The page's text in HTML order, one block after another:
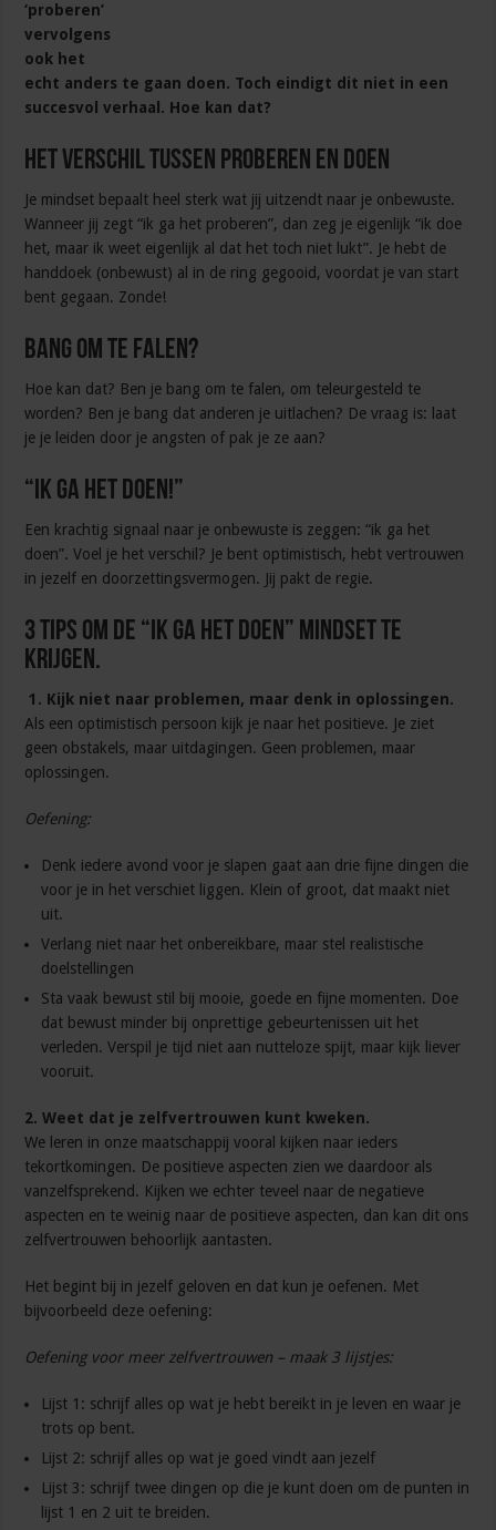
‘proberen’
vervolgens
ook het
echt anders te gaan doen. Toch eindigt dit niet in een
succesvol verhaal. Hoe kan dat?
Het verschil tussen proberen en doen
Je mindset bepaalt heel sterk wat jij uitzendt naar je onbewuste.
Wanneer jij zegt “ik ga het proberen”, dan zeg je eigenlijk “ik doe
het, maar ik weet eigenlijk al dat het toch niet lukt”. Je hebt de
handdoek (onbewust) al in de ring gegooid, voordat je van start
bent gegaan. Zonde!
Bang om te falen?
Hoe kan dat? Ben je bang om te falen, om teleurgesteld te
worden? Ben je bang dat anderen je uitlachen? De vraag is: laat
je je leiden door je angsten of pak je ze aan?
“Ik ga het doen!”
Een krachtig signaal naar je onbewuste is zeggen: “ik ga het
doen”. Voel je het verschil? Je bent optimistisch, hebt vertrouwen
in jezelf en doorzettingsvermogen. Jij pakt de regie.
3 tips om de “ik ga het doen” mindset te
krijgen.
1. Kijk niet naar problemen, maar denk in oplossingen.
Als een optimistisch persoon kijk je naar het positieve. Je ziet
geen obstakels, maar uitdagingen. Geen problemen, maar
oplossingen.
Oefening:
Denk iedere avond voor je slapen gaat aan drie fijne dingen die
voor je in het verschiet liggen. Klein of groot, dat maakt niet
uit.
Verlang niet naar het onbereikbare, maar stel realistische
doelstellingen
Sta vaak bewust stil bij mooie, goede en fijne momenten. Doe
dat bewust minder bij onprettige gebeurtenissen uit het
verleden. Verspil je tijd niet aan nutteloze spijt, maar kijk liever
vooruit.
2. Weet dat je zelfvertrouwen kunt kweken.
We leren in onze maatschappij vooral kijken naar ieders
tekortkomingen. De positieve aspecten zien we daardoor als
vanzelfsprekend. Kijken we echter teveel naar de negatieve
aspecten en te weinig naar de positieve aspecten, dan kan dit ons
zelfvertrouwen behoorlijk aantasten.
Het begint bij in jezelf geloven en dat kun je oefenen. Met
bijvoorbeeld deze oefening:
Oefening voor meer zelfvertrouwen – maak 3 lijstjes:
Lijst 1: schrijf alles op wat je hebt bereikt in je leven en waar je
trots op bent.
Lijst 2: schrijf alles op wat je goed vindt aan jezelf
Lijst 3: schrijf twee dingen op die je kunt doen om de punten in
lijst 1 en 2 uit te breiden.